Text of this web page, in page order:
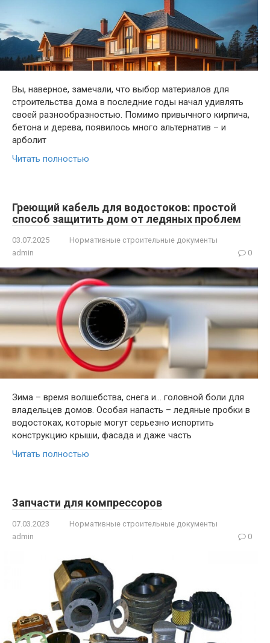
Вы, наверное, замечали, что выбор материалов для
строительства дома в последние годы начал удивлять
своей разнообразностью. Помимо привычного кирпича,
бетона и дерева, появилось много альтернатив – и
арболит
Читать полностью
Греющий кабель для водостоков: простой
способ защитить дом от ледяных проблем
03.07.2025
Нормативные строительные документы
admin
0
Зима – время волшебства, снега и… головной боли для
владельцев домов. Особая напасть – ледяные пробки в
водостоках, которые могут серьезно испортить
конструкцию крыши, фасада и даже часть
Читать полностью
Запчасти для компрессоров
07.03.2023
Нормативные строительные документы
admin
0